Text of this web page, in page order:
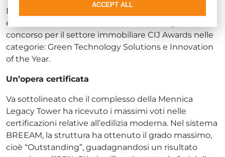
La Aluprof ha ricevuto per il sistema di facciate a
elementi MB-SE80 MLT due premi prestigiosi nel
concorso per il settore immobiliare CIJ Awards nelle
categorie: Green Technology Solutions e Innovation
of the Year.
Un’opera certificata
Va sottolineato che il complesso della Mennica
Legacy Tower ha ricevuto i massimi voti nelle
certificazioni relative all’edilizia moderna. Nel sistema
BREEAM, la struttura ha ottenuto il grado massimo,
cioè “Outstanding”, guadagnandosi un risultato
ACCEPT ALL